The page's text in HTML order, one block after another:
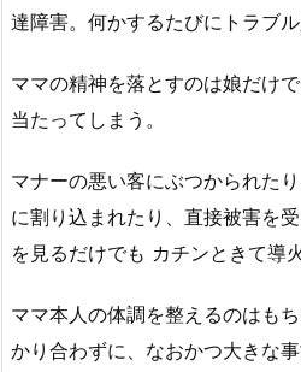
達障害。何かするたびにトラブル
ママの精神を落とすのは娘だけ
当たってしまう。
マナーの悪い客にぶつかられた
に割り込まれたり、直接被害を
を見るだけでも カチンときて導
ママ本人の体調を整えるのはも
かり合わずに、なおかつ大きな